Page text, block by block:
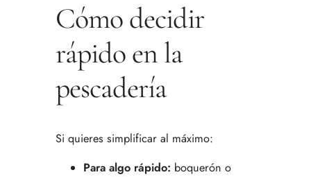
Cómo decidir
rápido en la
pescadería
Si quieres simplificar al máximo:
Para algo rápido: boquerón o